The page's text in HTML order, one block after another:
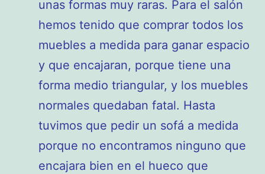
unas formas muy raras. Para el salón
hemos tenido que comprar todos los
muebles a medida para ganar espacio
y que encajaran, porque tiene una
forma medio triangular, y los muebles
normales quedaban fatal. Hasta
tuvimos que pedir un sofá a medida
porque no encontramos ninguno que
encajara bien en el hueco que